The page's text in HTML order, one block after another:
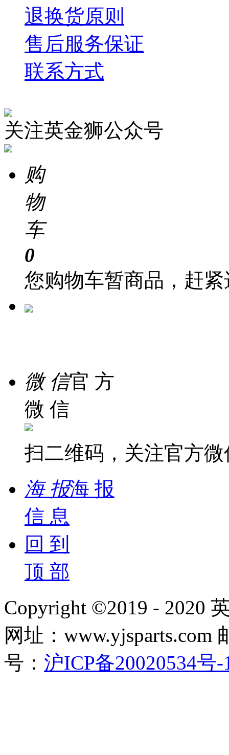
退换货原则
售后服务保证
联系方式
关注英金狮公众号
购
物
车
0
您购物车暂商品，赶
微 信官 方
微 信
扫二维码，关注官方微
海 报海 报
信 息
回 到
顶 部
Copyright ©2019 - 2020
网址：www.yjsparts.com
号： 沪ICP备20020534号-